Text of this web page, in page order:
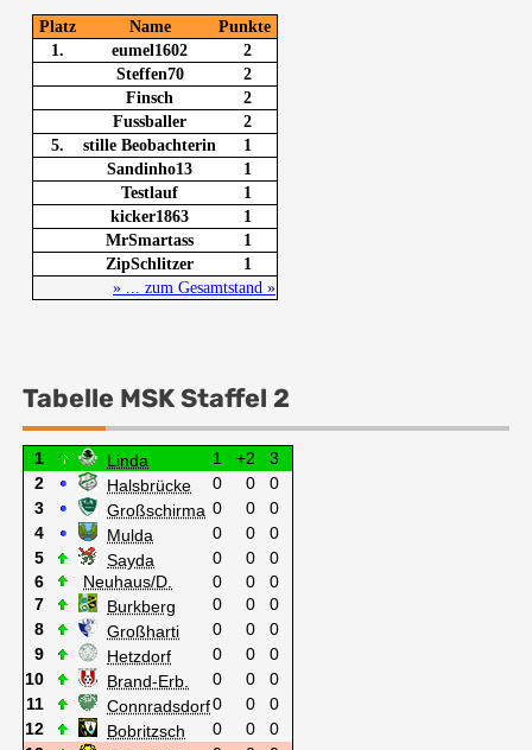
Tabelle MSK Staffel 2